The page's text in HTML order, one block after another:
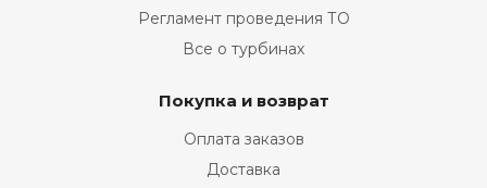
Регламент проведения ТО
Все о турбинах
Покупка и возврат
Оплата заказов
Доставка